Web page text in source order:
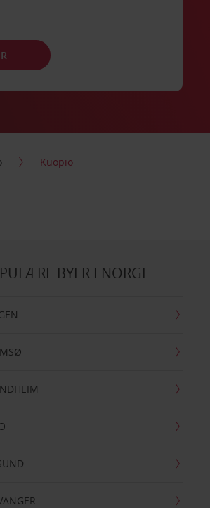
Kuopio
BYER I NORGE